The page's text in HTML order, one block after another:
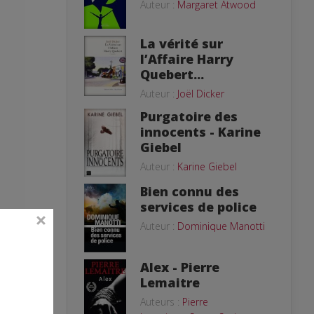
Auteur : Margaret Atwood
La vérité sur
l’Affaire Harry
Quebert...
Auteur : Joël Dicker
Purgatoire des
innocents - Karine
Giebel
Auteur : Karine Giebel
Bien connu des
services de police
Auteur : Dominique Manotti
Alex - Pierre
Lemaitre
Auteurs : Pierre